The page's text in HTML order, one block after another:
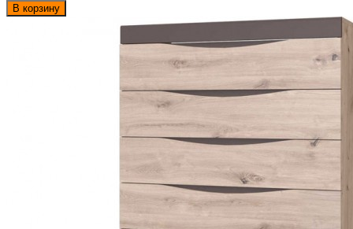
В корзину